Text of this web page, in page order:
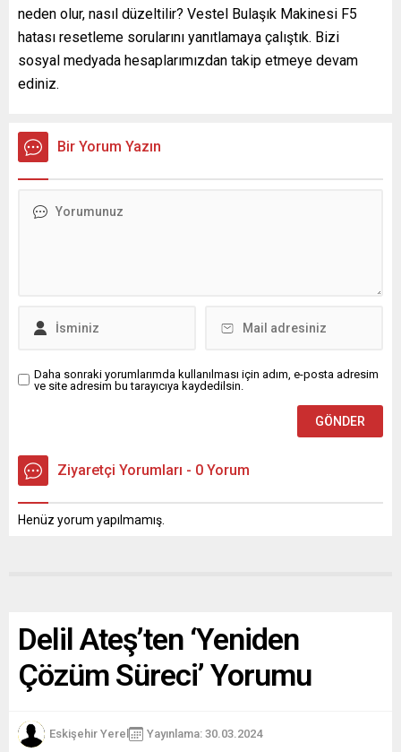
neden olur, nasıl düzeltilir? Vestel Bulaşık Makinesi F5
hatası resetleme sorularını yanıtlamaya çalıştık. Bizi
sosyal medyada hesaplarımızdan takip etmeye devam
ediniz.
Bir Yorum Yazın
Daha sonraki yorumlarımda kullanılması için adım, e-posta adresim
ve site adresim bu tarayıcıya kaydedilsin.
Ziyaretçi Yorumları - 0 Yorum
Henüz yorum yapılmamış.
Delil Ateş’ten ‘Yeniden
Çözüm Süreci’ Yorumu
Eskişehir Yerel Yayınlama: 30.03.2024